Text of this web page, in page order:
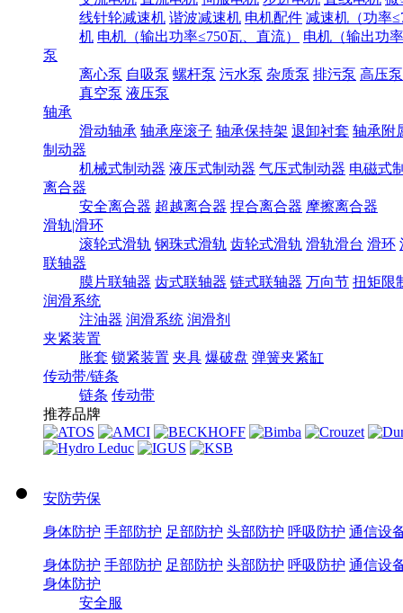
线针轮减速机 谐波减速机 电机配件 减速机（功率
机 电机（输出功率≤750瓦、直流）
电机（输出功
泵
离心泵 自吸泵 螺杆泵 污水泵 杂质泵 排污泵 高压泵
真空泵 液压泵
轴承
滑动轴承 轴承座滚子 轴承保持架 退卸衬套 轴承附
制动器
机械式制动器 液压式制动器 气压式制动器 电磁式
离合器
安全离合器 超越离合器 捏合离合器 摩擦离合器
滑轨|滑环
滚轮式滑轨 钢珠式滑轨 齿轮式滑轨 滑轨滑台 滑环
联轴器
膜片联轴器 齿式联轴器 链式联轴器 万向节 扭矩限
润滑系统
注油器 润滑系统 润滑剂
夹紧装置
胀套 锁紧装置 夹具 爆破盘 弹簧夹紧缸
传动带/链条
链条 传动带
推荐品牌
安防劳保
身体防护 手部防护 足部防护 头部防护 呼吸防护 通信设
身体防护 手部防护 足部防护 头部防护 呼吸防护 通信设
身体防护
安全服